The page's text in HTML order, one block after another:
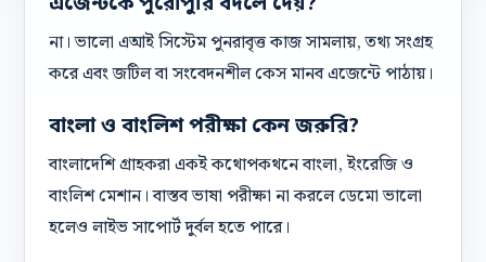
না। ভালো এআই সিস্টেম পুনরাবৃত্ত কাজ সামলায়, তথ্য সংগ্রহ
করে এবং জটিল বা সংবেদনশীল কেস মানব এজেন্টে পাঠায়।
বাংলা ও বাংলিশ পরীক্ষা কেন জরুরি?
বাংলাদেশি গ্রাহকরা একই কথোপকথনে বাংলা, ইংরেজি ও
বাংলিশ মেশান। বাস্তব ভাষা পরীক্ষা না করলে ডেমো ভালো
হলেও লাইভ সাপোর্ট দুর্বল হতে পারে।